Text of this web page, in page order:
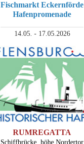
Fischmarkt Eckernförde
Hafenpromenade
14.05. - 17.05.2026
RUMREGATTA
Schiffbrücke, höhe Nordertor